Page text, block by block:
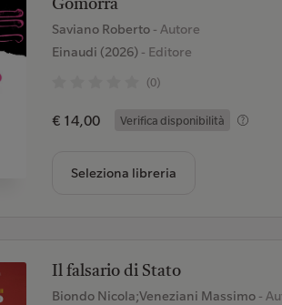
Gomorra
Saviano Roberto - Autore
Einaudi (2026)- Editore
(0)
€ 14,00 Verifica disponibilità
Seleziona libreria
Il falsario di Stato
Biondo Nicola;Veneziani Massimo -